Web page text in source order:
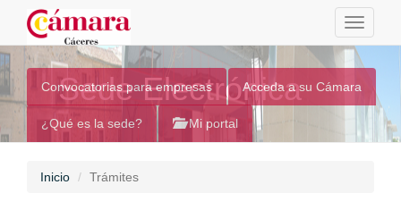
Toggle
Sede Electrónica
Convocatorias para empresas Acceda a su Cámara
¿Qué es la sede? Mi portal
Inicio Trámites